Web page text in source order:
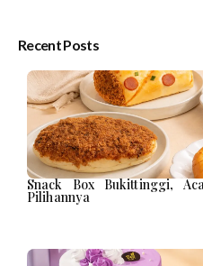
Recent Posts
Snack Box Bukittinggi,
Pilihannya